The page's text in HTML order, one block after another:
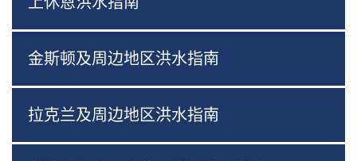
金斯顿及周边地区洪水指南
拉克兰及周边地区洪水指南